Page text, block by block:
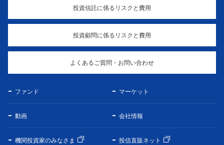
投資信託に係るリスクと費用
投資顧問に係るリスクと費用
よくあるご質問・お問い合わせ
ファンド マーケット
動画 会社情報
機関投資家のみなさま 投信直販ネット